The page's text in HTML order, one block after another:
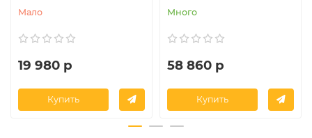
Мало
19 980 р
Купить
Много
58 860 р
Купить